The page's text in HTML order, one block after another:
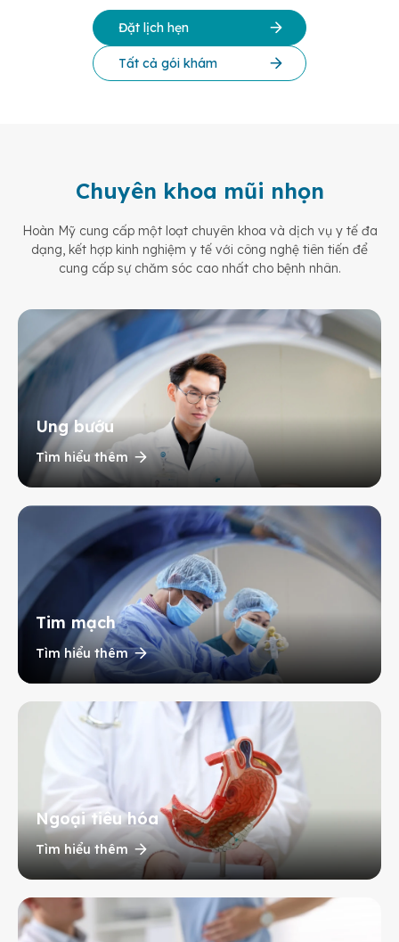
Đặt lịch hẹn
Tất cả gói khám
Chuyên khoa mũi nhọn
Hoàn Mỹ cung cấp một loạt chuyên khoa và dịch vụ y tế đa
dạng, kết hợp kinh nghiệm y tế với công nghệ tiên tiến để
cung cấp sự chăm sóc cao nhất cho bệnh nhân.
Ung bướu
Tìm hiểu thêm
Tim mạch
Tìm hiểu thêm
Ngoại tiêu hóa
Tìm hiểu thêm